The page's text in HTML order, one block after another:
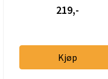
219,-
Kjøp